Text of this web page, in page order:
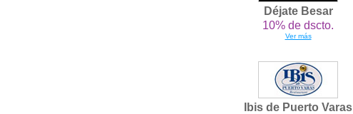
Déjate Besar
10% de dscto.
Ver más
Ibis de Puerto Varas